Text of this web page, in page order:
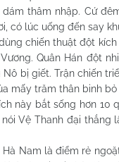
thâm nhập. Cứ
có lúc uống đến say
chiến thuật đột kích
Quân Hán đột
Nô bị giết. Trận chiến
mấy trăm thân binh
bắt sống hơn 10
Vệ Thanh đại
Nam là điểm rẻ